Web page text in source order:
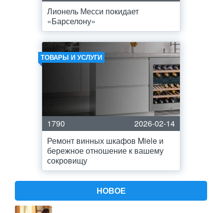
Лионель Месси покидает
«Барселону»
ТОВАРЫ И УСЛУГИ
1790
2026-02-14
Ремонт винных шкафов Miele и
бережное отношение к вашему
сокровищу
НОВОЕ